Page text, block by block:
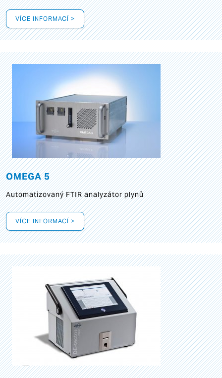
VÍCE INFORMACÍ >
OMEGA 5
Automatizovaný FTIR analyzátor plynů
VÍCE INFORMACÍ >